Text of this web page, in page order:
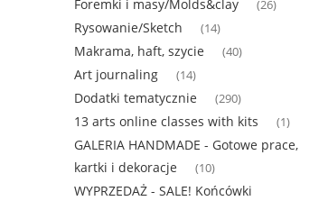
Foremki i masy/Molds&clay (26)
Rysowanie/Sketch (14)
Makrama, haft, szycie (40)
Art journaling (14)
Dodatki tematycznie (290)
13 arts online classes with kits (1)
GALERIA HANDMADE - Gotowe prace,
kartki i dekoracje
(10)
WYPRZEDAŻ - SALE! Końcówki